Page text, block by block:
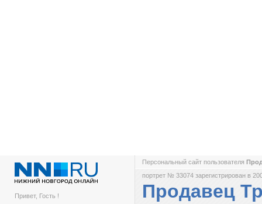
Привет, Гость !
Персональный сайт пользователя
портрет № 33074 зарегистрирован в
Продавец